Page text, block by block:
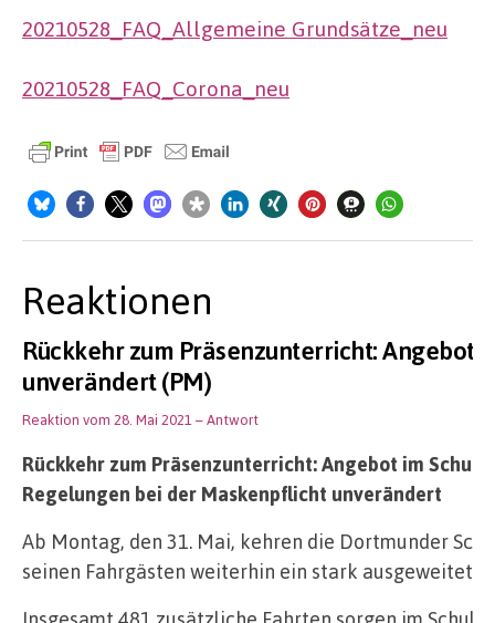
20210528_FAQ_Allgemeine Grundsätze_neu
20210528_FAQ_Corona_neu
Reaktionen
Rückkehr zum Präsenzunterricht:
unverändert (PM)
Reaktion vom 28. Mai 2021– Antwort
Rückkehr zum Präsenzunterricht: Angebot im
Regelungen bei der Maskenpflicht unverändert
Ab Montag, den 31. Mai, kehren die Dortmunder
seinen Fahrgästen weiterhin ein stark